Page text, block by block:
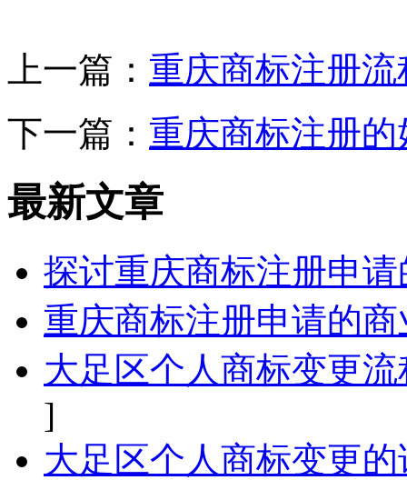
上一篇： 重庆商标注册
下一篇： 重庆商标注册的
最新文章
探讨重庆商标注册申
重庆商标注册申请的
大足区个人商标变更
]
大足区个人商标变更